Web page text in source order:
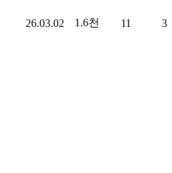
26.03.02 1.6천 11 3